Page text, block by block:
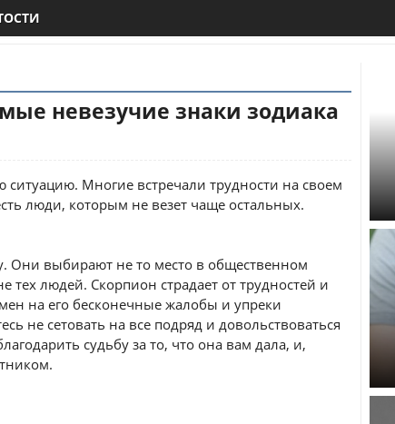
невезучие знаки зодиака
Многие встречали трудности на своем
люди, которым не везет чаще остальных.
Они выбирают не то место в общественном
тех людей. Скорпион страдает от трудностей и
на его бесконечные жалобы и упреки
не сетовать на все подряд и довольствоваться
судьбу за то, что она вам дала, и,